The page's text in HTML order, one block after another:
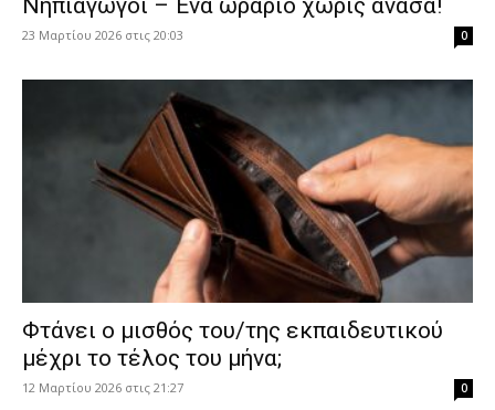
Νηπιαγωγοί – Ένα ωράριο χωρίς ανάσα!
23 Μαρτίου 2026 στις 20:03 0
Φτάνει ο μισθός του/της εκπαιδευτικού
μέχρι το τέλος του μήνα;
12 Μαρτίου 2026 στις 21:27 0